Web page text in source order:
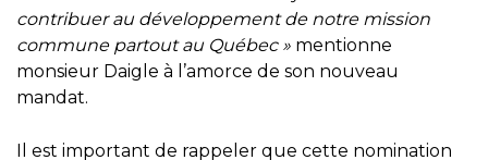
contribuer au développement de notre mission
commune partout au Québec » mentionne
monsieur Daigle à l’amorce de son nouveau
mandat.
Il est important de rappeler que cette nomination